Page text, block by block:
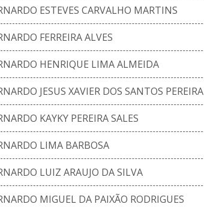
ESTEVES CARVALHO MARTINS
FERREIRA ALVES
HENRIQUE LIMA ALMEIDA
JESUS XAVIER DOS SANTOS PEREIRA
KAYKY PEREIRA SALES
LIMA BARBOSA
LUIZ ARAUJO DA SILVA
MIGUEL DA PAIXÃO RODRIGUES